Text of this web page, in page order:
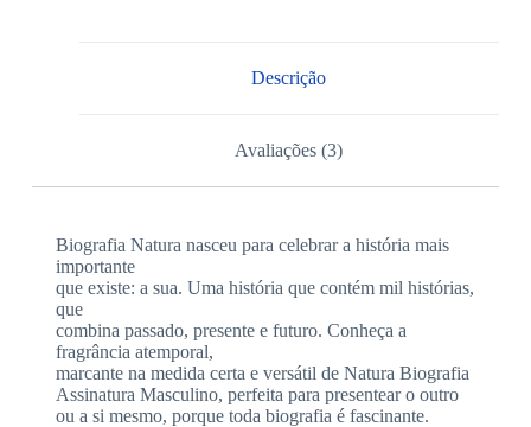
Descrição
Avaliações (3)
Biografia Natura nasceu para celebrar a história mais
importante
que existe: a sua. Uma história que contém mil histórias,
que
combina passado, presente e futuro. Conheça a
fragrância atemporal,
marcante na medida certa e versátil de Natura Biografia
Assinatura Masculino, perfeita para presentear o outro
ou a si mesmo, porque toda biografia é fascinante.